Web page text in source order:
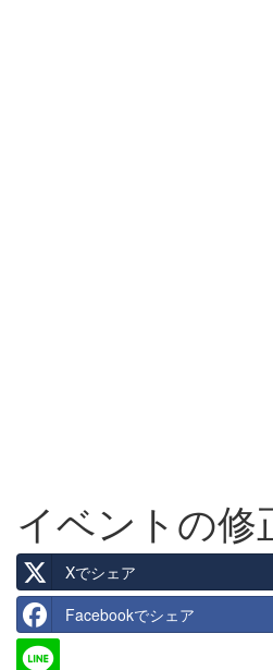
イベントの修
Xでシェア
Facebookでシェア